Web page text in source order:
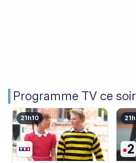
Programme TV ce soir
21h10